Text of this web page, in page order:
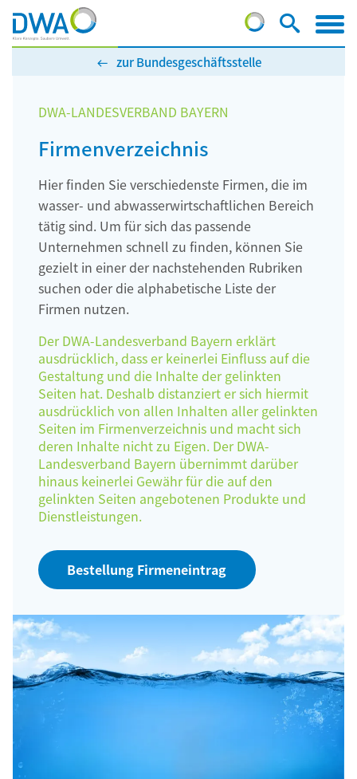
zur Bundesgeschäftsstelle
DWA-LANDESVERBAND BAYERN
Firmenverzeichnis
Hier finden Sie verschiedenste Firmen, die im
wasser- und abwasserwirtschaftlichen Bereich
tätig sind. Um für sich das passende
Unternehmen schnell zu finden, können Sie
gezielt in einer der nachstehenden Rubriken
suchen oder die alphabetische Liste der
Firmen nutzen.
Der DWA-Landesverband Bayern erklärt
ausdrücklich, dass er keinerlei Einfluss auf die
Gestaltung und die Inhalte der gelinkten
Seiten hat. Deshalb distanziert er sich hiermit
ausdrücklich von allen Inhalten aller gelinkten
Seiten im Firmenverzeichnis und macht sich
deren Inhalte nicht zu Eigen. Der DWA-
Landesverband Bayern übernimmt darüber
hinaus keinerlei Gewähr für die auf den
gelinkten Seiten angebotenen Produkte und
Dienstleistungen.
Bestellung Firmeneintrag